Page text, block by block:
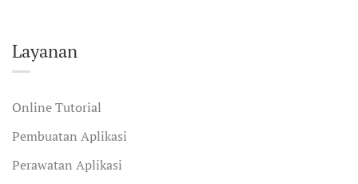
Layanan
Online Tutorial
Pembuatan Aplikasi
Perawatan Aplikasi